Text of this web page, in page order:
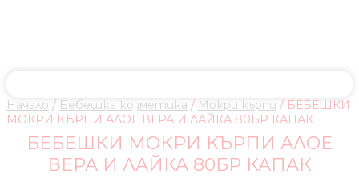
Начало / Бебешка козметика / Мокри кърпи / БЕБЕШКИ
МОКРИ КЪРПИ АЛОЕ ВЕРА И ЛАЙКА 80БР КАПАК
БЕБЕШКИ МОКРИ КЪРПИ АЛОЕ
ВЕРА И ЛАЙКА 80БР КАПАК